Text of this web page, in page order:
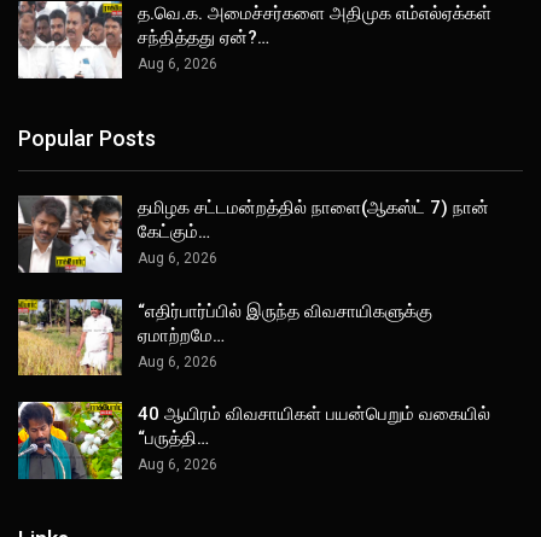
த.வெ.க. அமைச்சர்களை அதிமுக எம்எல்ஏக்கள்
சந்தித்தது ஏன்?…
Aug 6, 2026
Popular Posts
தமிழக சட்டமன்றத்தில் நாளை(ஆகஸ்ட் 7) நான்
கேட்கும்…
Aug 6, 2026
“எதிர்பார்ப்பில் இருந்த விவசாயிகளுக்கு
ஏமாற்றமே…
Aug 6, 2026
40 ஆயிரம் விவசாயிகள் பயன்பெறும் வகையில்
“பருத்தி…
Aug 6, 2026